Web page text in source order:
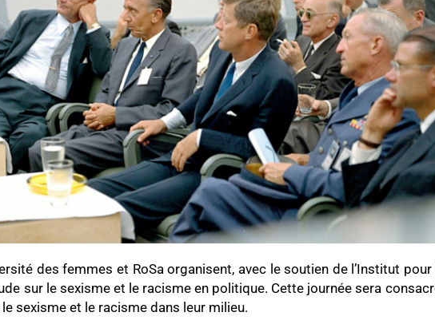
des femmes et RoSa organisent, avec le soutien de l’Institut
sur le sexisme et le racisme en politique. Cette journée sera
sexisme et le racisme dans leur milieu.